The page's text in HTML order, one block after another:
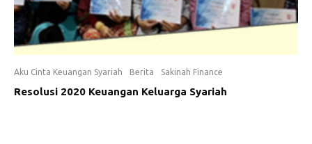
Aku Cinta Keuangan Syariah Berita Sakinah Finance
Resolusi 2020 Keuangan Keluarga Syariah